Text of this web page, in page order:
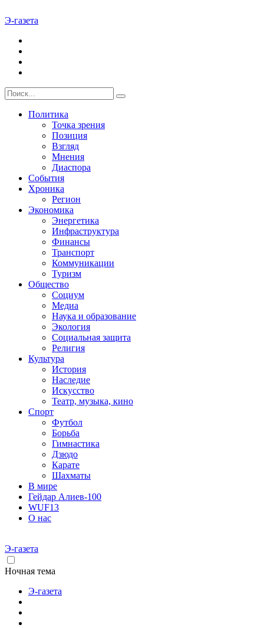
Э-газета
Политика
Точка зрения
Позиция
Взгляд
Мнения
Диаспора
События
Хроника
Регион
Экономика
Энергетика
Инфраструктура
Финансы
Транспорт
Коммуникации
Туризм
Общество
Социум
Медиа
Наука и образование
Экология
Социальная защита
Религия
Культура
История
Наследие
Искусство
Театр, музыка, кино
Спорт
Футбол
Борьба
Гимнастика
Дзюдо
Карате
Шахматы
В мире
Гейдар Алиев-100
WUF13
О нас
Э-газета
Ночная тема
Э-газета